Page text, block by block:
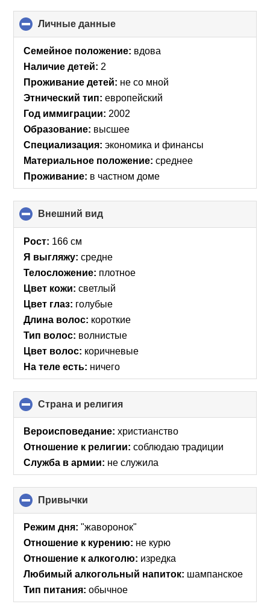
Личные данные
to
collapse
Семейное положение: вдова
Наличие детей: 2
Проживание детей: не со мной
Этнический тип: европейский
Год иммиграции: 2002
Образование: высшее
Специализация: экономика и финансы
Материальное положение: среднее
Проживание: в частном доме
Внешний вид
to
Рост: 166 см
Я выгляжу: средне
Телосложение: плотное
Цвет кожи: светлый
Цвет глаз: голубые
Длина волос: короткие
Тип волос: волнистые
Цвет волос: коричневые
На теле есть: ничего
Страна и религия
to
collapse
Вероисповедание: христианство
Отношение к религии: соблюдаю традиции
Служба в армии: не служила
Привычки
to
collapse
Режим дня: "жаворонок"
Отношение к курению: не курю
Отношение к алкоголю: изредка
Любимый алкогольный напиток: шампанское
Тип питания: обычное